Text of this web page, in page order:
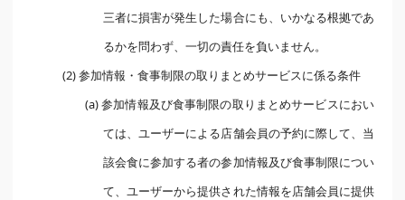
三者に損害が発生した場合にも、いかなる根拠であ
るかを問わず、一切の責任を負いません。
(2) 参加情報・食事制限の取りまとめサービスに係る条件
(a) 参加情報及び食事制限の取りまとめサービスにおい
ては、ユーザーによる店舗会員の予約に際して、当
該会食に参加する者の参加情報及び食事制限につい
て、ユーザーから提供された情報を店舗会員に提供